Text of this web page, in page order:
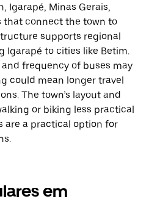
Igarapé, Minas Gerais,
that connect the town to
supports regional
Igarapé to cities like Betim.
frequency of buses may
could mean longer travel
The town’s layout and
or biking less practical
are a practical option for
em